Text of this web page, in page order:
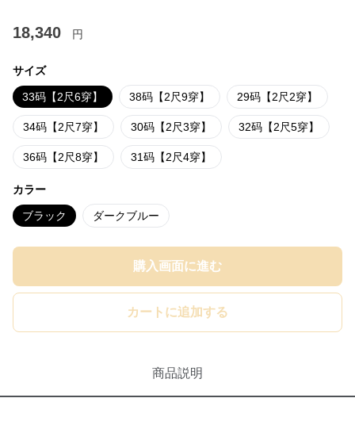
18,340 円
サイズ
33码【2尺6穿】 38码【2尺9穿】 29码【2尺2穿】
34码【2尺7穿】 30码【2尺3穿】 32码【2尺5穿】
36码【2尺8穿】 31码【2尺4穿】
カラー
ブラック ダークブルー
購入画面に進む
カートに追加する
商品説明